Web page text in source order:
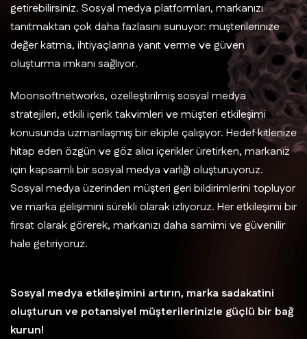
getirebilirsiniz. Sosyal medya platformları, markanızı
tanıtmaktan çok daha fazlasını sunuyor: müşterilerinize
değer katma, ihtiyaçlarına yanıt verme ve güven
oluşturma imkanı sağlıyor.
Moonsoftnetworks, özelleştirilmiş sosyal medya
stratejileri, etkili içerik takvimleri ve müşteri etkileşimi
konusunda uzmanlaşmış bir ekiple çalışıyor. Hedef kitlenize
hitap eden özgün ve göz alıcı içerikler üretirken, markanız
için kapsamlı bir sosyal medya varlığı oluşturuyoruz.
Sosyal medya üzerinden müşteri geri bildirimlerini topluyor
ve marka gelişimini sürekli olarak izliyoruz. Her etkileşimi bir
fırsat olarak görerek, markanızı daha samimi ve güvenilir
hale getiriyoruz.
Sosyal medya etkileşimini artırın, marka sadakatini
oluşturun ve potansiyel müşterilerinizle güçlü bir bağ
kurun!